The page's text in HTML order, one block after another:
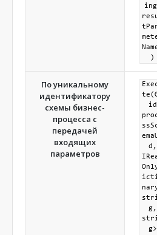
)
По уникальному
идентификатору
схемы бизнес-
процесса с
передачей
входящих
параметров
id
d,
g,
g>